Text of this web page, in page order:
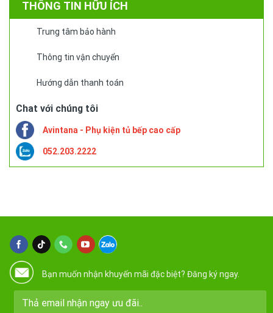
THÔNG TIN HỮU ÍCH
Trung tâm bảo hành
Thông tin vận chuyển
Hướng dẫn thanh toán
Chat với chúng tôi
Avintana - Phụ kiện tủ bếp cao cấp
052.203.2222
Bạn muốn nhận khuyến mãi đặc biệt? Đăng ký ngay.